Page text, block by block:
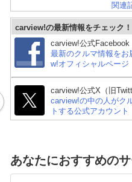
関連
carview!の最新情報をチェック！
carview!公式Facebook
最新のクルマ情報をお
w!オフィシャルページ
carview!公式X（旧
carview!の中の人がク
トする公式アカウント
あなたにおすすめの